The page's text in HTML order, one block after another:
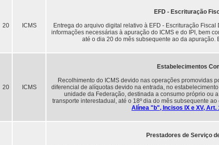
20 ICMS
EFD - Escrituração
Entrega do arquivo digital relativo à EFD - Escrituração
informações necessárias à apuração do ICMS e do IPI, bem
até o dia 20 do mês subsequente ao da apuração.
20 ICMS
Estabelecimentos
Recolhimento do ICMS devido nas operações promovidas
diferencial de alíquotas devido na entrada, no
unidade da Federação, destinada a consumo próprio ou
transporte interestadual, até o 18º dia do mês subsequente
Alínea "b", Incisos IX e XV, Art.
Prestadores de Serviço